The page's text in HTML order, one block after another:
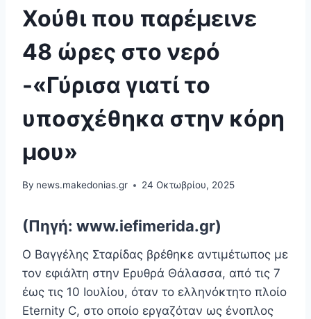
Χούθι που παρέμεινε
48 ώρες στο νερό
-«Γύρισα γιατί το
υποσχέθηκα στην κόρη
μου»
By news.makedonias.gr 24 Οκτωβρίου, 2025
(Πηγή: www.iefimerida.gr)
Ο Βαγγέλης Σταρίδας βρέθηκε αντιμέτωπος με
τον εφιάλτη στην Ερυθρά Θάλασσα, από τις 7
έως τις 10 Ιουλίου, όταν το ελληνόκτητο πλοίο
Eternity C, στο οποίο εργαζόταν ως ένοπλος